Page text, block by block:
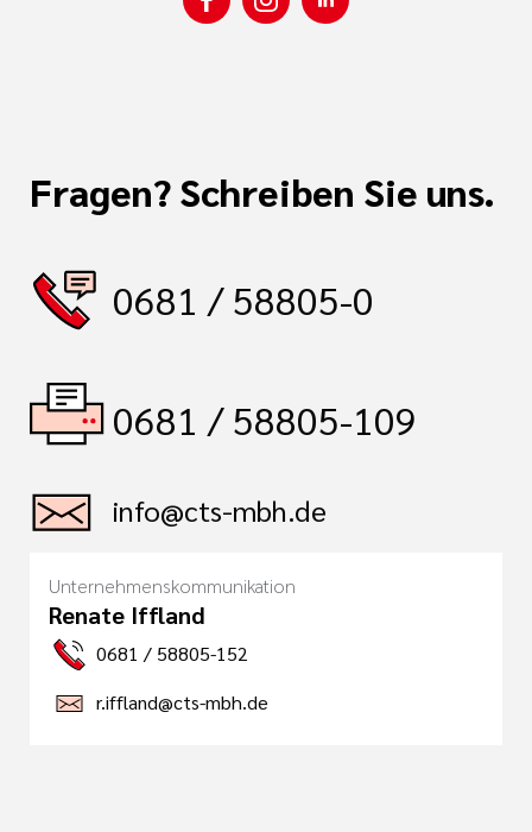
Fragen? Schreiben Sie uns.
0681 / 58805-0
0681 / 58805-109
info@cts-mbh.de
Unternehmenskommunikation
Renate Iffland
0681 / 58805-152
r.iffland@cts-mbh.de